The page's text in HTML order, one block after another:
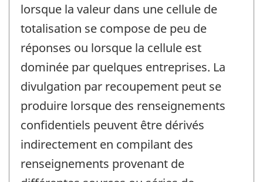
lorsque la valeur dans une cellule de
totalisation se compose de peu de
réponses ou lorsque la cellule est
dominée par quelques entreprises. La
divulgation par recoupement peut se
produire lorsque des renseignements
confidentiels peuvent être dérivés
indirectement en compilant des
renseignements provenant de